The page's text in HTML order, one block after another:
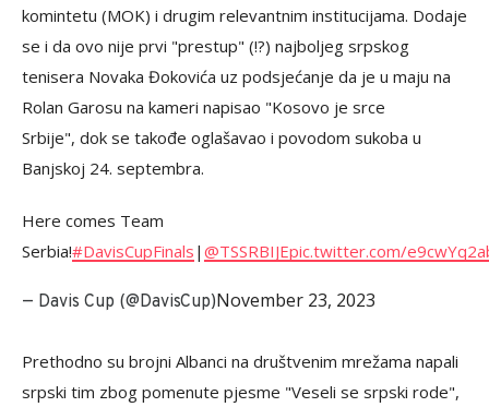
komintetu (MOK) i drugim relevantnim institucijama. Dodaje
se i da ovo nije prvi "prestup" (!?) najboljeg srpskog
tenisera Novaka Đokovića uz podsjećanje da je u maju na
Rolan Garosu na kameri napisao "Kosovo je srce
Srbije", dok se takođe oglašavao i povodom sukoba u
Banjskoj 24. septembra.
Here comes Team
Serbia!#DavisCupFinals | @TSSRBIJEpic.twitter.com/
— Davis Cup (@DavisCup)November 23, 2023
Prethodno su brojni Albanci na društvenim mrežama napali
srpski tim zbog pomenute pjesme "Veseli se srpski rode",